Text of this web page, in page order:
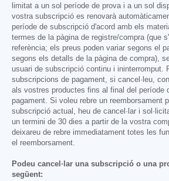
limitat a un sol període de prova i a un sol
vostra subscripció es renovarà
període de subscripció d'acord amb els
termes de la pàgina de registre/compra (que
referència; els preus poden variar segons el
segons els detalls de la pàgina de compra),
usuari de subscripció continu i ininterromput.
subscripcions de pagament, si cancel·leu,
als vostres productes fins al final del període
pagament. Si voleu rebre un reemborsament
subscripció actual, heu de cancel·lar i
un termini de 30 dies a partir de la vostra
deixareu de rebre immediatament totes les
el reemborsament.
Podeu cancel·lar una subscripció o una
següent: